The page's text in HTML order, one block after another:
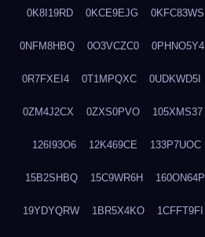
0K8I19RD 0KCE9EJG 0KFC83WS
0NFM8HBQ 0O3VCZC0 0PHNO5Y4
0R7FXEI4 0T1MPQXC 0UDKWD5I
0ZM4J2CX 0ZXS0PVO 105XMS37
126I93O6 12K469CE 133P7UOC
15B2SHBQ 15C9WR6H 160ON64P
19YDYQRW 1BR5X4KO 1CFFT9FI